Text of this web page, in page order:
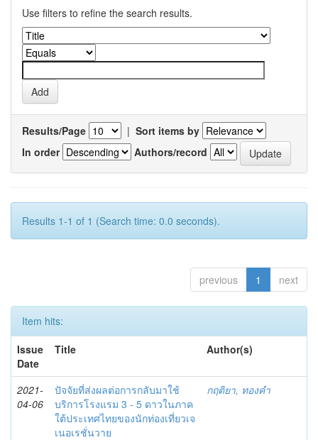
Use filters to refine the search results.
Results/Page | Sort items by
In order
Authors/record
Results 1-1 of 1 (Search time: 0.0 seconds).
previous 1 next
Item hits:
Issue
Date
Title Author(s)
2021-
04-06
ปัจจัยที่ส่งผลต่อการกลับมาใช้
บริการโรงแรม 3 - 5 ดาวในภาค
ใต้ประเทศไทยของนักท่องเที่ยวเจ
เนอเรชั่นวาย
กฤติยา, ทองคำ